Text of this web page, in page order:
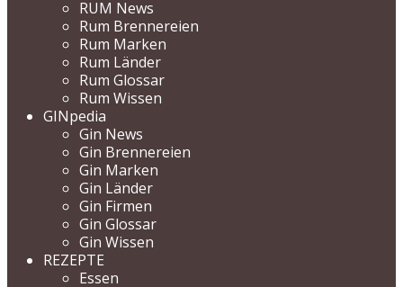
RUM News
Rum Brennereien
Rum Marken
Rum Länder
Rum Glossar
Rum Wissen
GINpedia
Gin News
Gin Brennereien
Gin Marken
Gin Länder
Gin Firmen
Gin Glossar
Gin Wissen
REZEPTE
Essen